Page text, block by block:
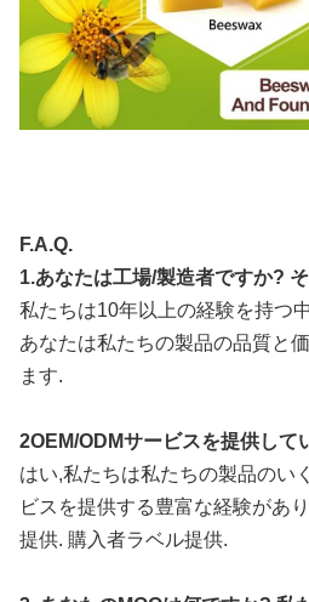
F.A.Q.
1.あなたは工場/製造者ですか?
私たちは10年以上の経験を持つ
あなたは私たちの製品の品質と
ます.
2OEM/ODMサービスを提供して
はい,私たちは私たちの製品のい
ビスを提供する豊富な経験があ
提供. 購入者ラベル提供.